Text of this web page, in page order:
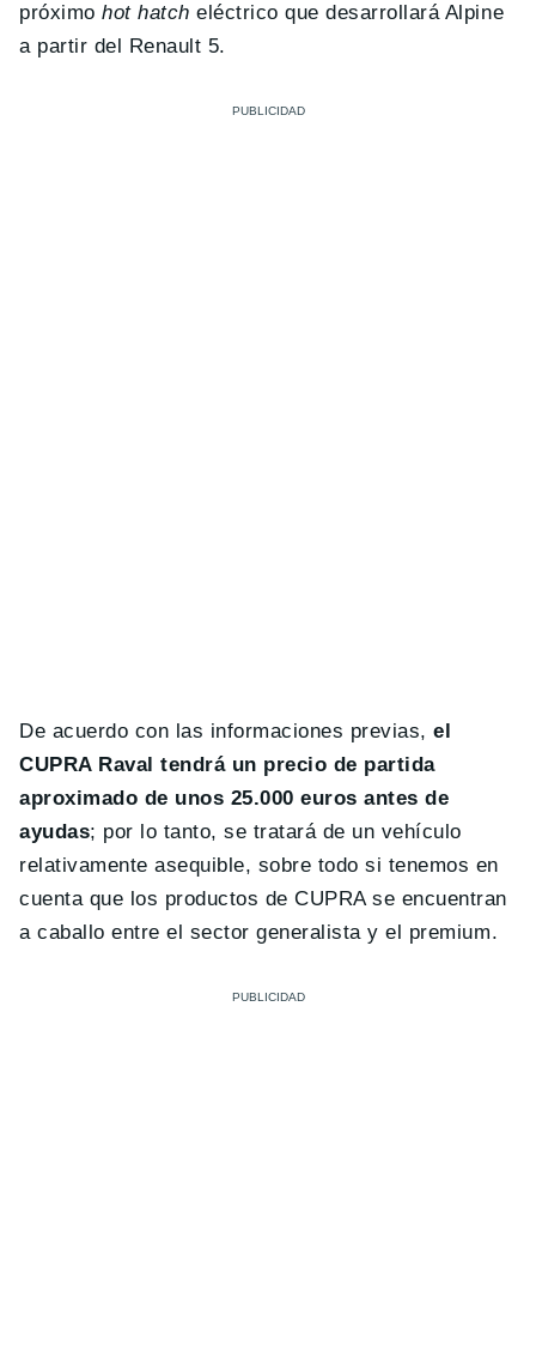
próximo hot hatch eléctrico que desarrollará Alpine
a partir del Renault 5.
De acuerdo con las informaciones previas, el
CUPRA Raval tendrá un precio de partida
aproximado de unos 25.000 euros antes de
ayudas; por lo tanto, se tratará de un vehículo
relativamente asequible, sobre todo si tenemos en
cuenta que los productos de CUPRA se encuentran
a caballo entre el sector generalista y el premium.